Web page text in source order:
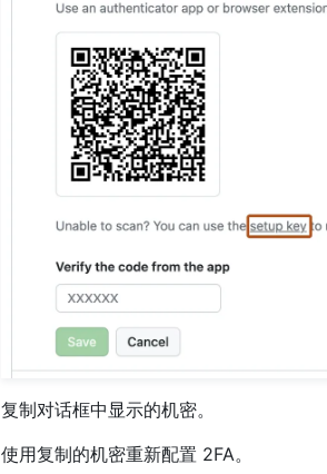
复制对话框中显示的机密。
使用复制的机密重新配置 2FA。